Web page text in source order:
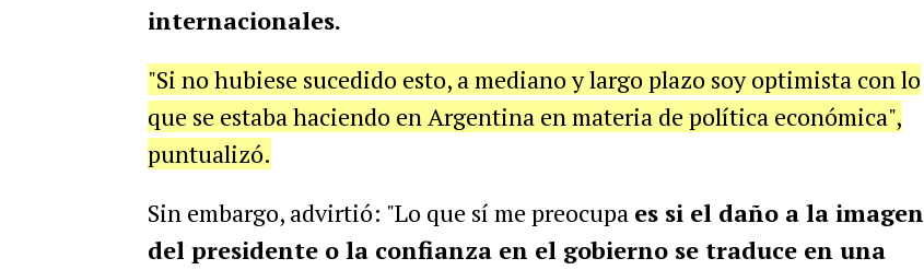
internacionales.
"Si no hubiese sucedido esto, a mediano y largo plazo soy optimista con lo
que se estaba haciendo en Argentina en materia de política económica",
puntualizó.
Sin embargo, advirtió: "Lo que sí me preocupa es si el daño a la imagen
del presidente o la confianza en el gobierno se traduce en una